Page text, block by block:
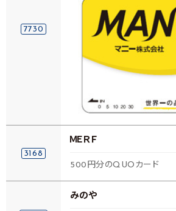
7730
3168
ＭＥＲＦ
500円分のQUOカード
みのや